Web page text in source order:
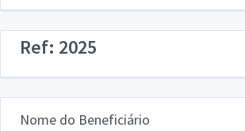
Ref: 2025
Nome do Beneficiário